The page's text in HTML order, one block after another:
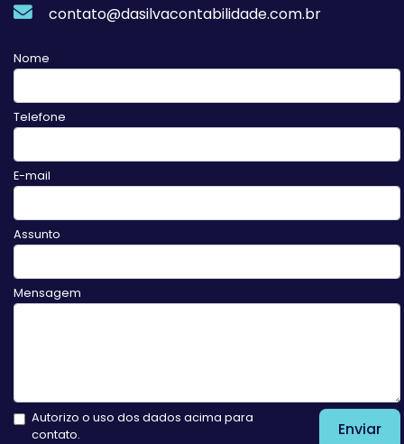
contato@dasilvacontabilidade.com.br
Nome
Telefone
E-mail
Assunto
Mensagem
Autorizo o uso dos dados acima para
contato.
Enviar